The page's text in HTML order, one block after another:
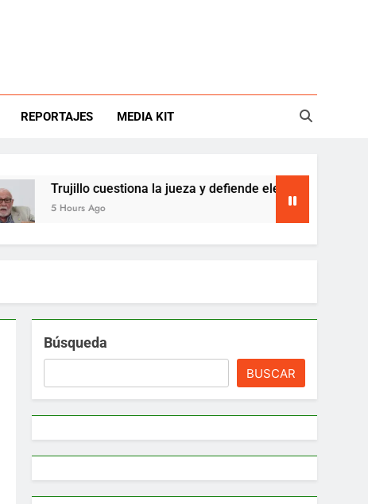
REPORTAJES MEDIA KIT
Trujillo cuestiona la jueza y defiende elecciones del Tenis Club
5 Hours Ago
Búsqueda
BUSCAR